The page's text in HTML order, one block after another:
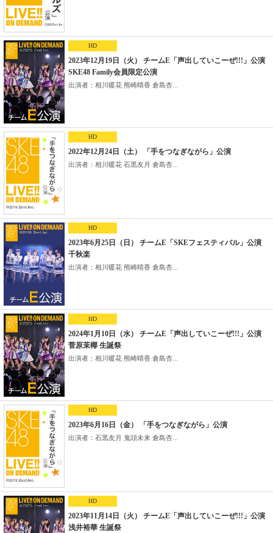
HD
2023年12月19日（火） チームE「声出していこーぜ!!!」公演
SKE48 Family会員限定公演
出演者：相川暖花 熊崎晴香 倉島杏...
HD
2022年12月24日（土） 「手をつなぎながら」公演
出演者：相川暖花 石黒友月 倉島杏...
HD
2023年6月25日（日） チームE「SKEフェスティバル」公演
千秋楽
出演者：相川暖花 熊崎晴香 倉島杏...
HD
2024年1月10日（水） チームE「声出していこーぜ!!!」公演
菅原茉椰 生誕祭
出演者：相川暖花 熊崎晴香 倉島杏...
HD
2023年6月16日（金） 「手をつなぎながら」公演
出演者：石黒友月 鬼頭未来 倉島杏...
HD
2023年11月14日（火） チームE「声出していこーぜ!!!」公演
浅井裕華 生誕祭